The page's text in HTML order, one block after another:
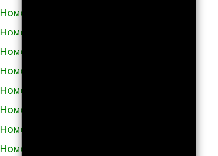
Номера телефонов такси в Теребовле
Номера телефонов такси в Терновке
Номера телефонов такси в Тернополе
Номера телефонов такси в Токмаке
Номера телефонов такси в Тростянце
Номера телефонов такси в Трускавце
Номера телефонов такси в Тульчине
Номера телефонов такси в Ужгороде